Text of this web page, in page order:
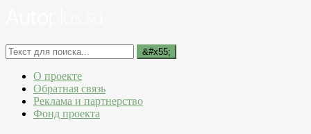
О проекте
Обратная связь
Реклама и партнерство
Фонд проекта